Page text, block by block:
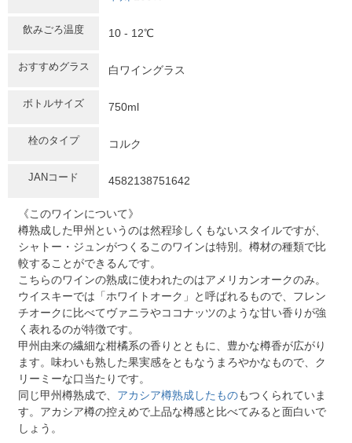
飲みごろ温度 10 - 12℃
おすすめグラス 白ワイングラス
ボトルサイズ 750ml
栓のタイプ コルク
JANコード 4582138751642
《このワインについて》
樽熟成した甲州というのは然程珍しくもないスタイルですが、
シャトー・ジュンがつくるこのワインは特別。樽材の種類で比
較することができるんです。
こちらのワインの熟成に使われたのはアメリカンオークのみ。
ウイスキーでは「ホワイトオーク」と呼ばれるもので、フレン
チオークに比べてヴァニラやココナッツのような甘い香りが強
く表れるのが特徴です。
甲州由来の繊細な柑橘系の香りとともに、豊かな樽香が広がり
ます。味わいも熟した果実感をともなうまろやかなもので、ク
リーミーな口当たりです。
同じ甲州樽熟成で、 アカシア樽熟成したものもつくられていま
す。アカシア樽の控えめで上品な樽感と比べてみると面白いで
しょう。